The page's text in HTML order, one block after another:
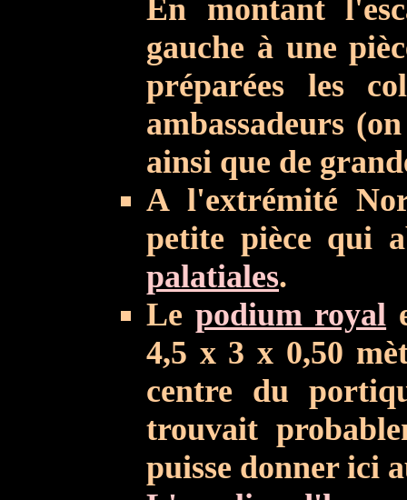
En montant
gauche à une
préparées les
ambassadeurs
ainsi que de
A l'extrémité
petite pièce qui
palatiales.
Le podium royal
4,5 x 3 x 0,50
centre du
trouvait
puisse donner ici